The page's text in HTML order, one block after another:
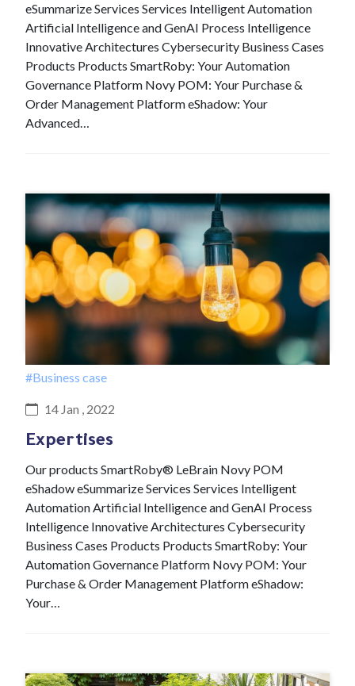
eSummarize Services Services Intelligent Automation
Artificial Intelligence and GenAI Process Intelligence
Innovative Architectures Cybersecurity Business Cases
Products Products SmartRoby: Your Automation
Governance Platform Novy POM: Your Purchase &
Order Management Platform eShadow: Your
Advanced…
#Business case
14 Jan , 2022
Expertises
Our products SmartRoby® LeBrain Novy POM
eShadow eSummarize Services Services Intelligent
Automation Artificial Intelligence and GenAI Process
Intelligence Innovative Architectures Cybersecurity
Business Cases Products Products SmartRoby: Your
Automation Governance Platform Novy POM: Your
Purchase & Order Management Platform eShadow:
Your…